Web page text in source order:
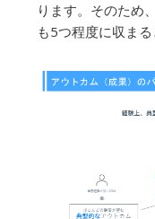
ります。そのため
も5つ程度に収まる